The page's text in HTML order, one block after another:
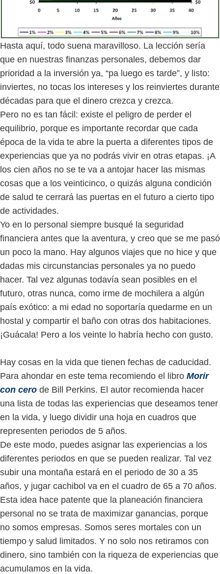
Hasta aquí, todo suena maravilloso. La lección sería
que en nuestras finanzas personales, debemos dar
prioridad a la inversión ya, “pa luego es tarde”, y listo:
inviertes, no tocas los intereses y los reinviertes durante
décadas para que el dinero crezca y crezca.
Pero no es tan fácil: existe el peligro de perder el
equilibrio, porque es importante recordar que cada
época de la vida te abre la puerta a diferentes tipos de
experiencias que ya no podrás vivir en otras etapas. ¡A
los cien años no se te va a antojar hacer las mismas
cosas que a los veinticinco, o quizás alguna condición
de salud te cerrará las puertas en el futuro a cierto tipo
de actividades.
Yo en lo personal siempre busqué la seguridad
financiera antes que la aventura, y creo que se me pasó
un poco la mano. Hay algunos viajes que no hice y que
dadas mis circunstancias personales ya no puedo
hacer. Tal vez algunas todavía sean posibles en el
futuro, otras nunca, como irme de mochilera a algún
país exótico: a mi edad no soportaría quedarme en un
hostal y compartir el baño con otras dos habitaciones.
¡Guácala! Pero a los veinte lo habría hecho con gusto.
Hay cosas en la vida que tienen fechas de caducidad.
Para ahondar en este tema recomiendo el libro Morir
con cero de Bill Perkins. El autor recomienda hacer
una lista de todas las experiencias que deseamos tener
en la vida, y luego dividir una hoja en cuadros que
representen periodos de 5 años.
De este modo, puedes asignar las experiencias a los
diferentes periodos en que se pueden realizar. Tal vez
subir una montaña estará en el periodo de 30 a 35
años, y jugar cachibol va en el cuadro de 65 a 70 años.
Esta idea hace patente que la planeación financiera
personal no se trata de maximizar ganancias, porque
no somos empresas. Somos seres mortales con un
tiempo y salud limitados. Y no solo nos retiramos con
dinero, sino también con la riqueza de experiencias que
acumulamos en la vida.